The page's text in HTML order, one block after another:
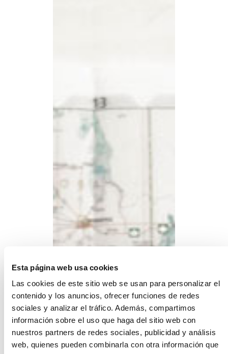
Esta página web usa cookies
Las cookies de este sitio web se usan para personalizar el
contenido y los anuncios, ofrecer funciones de redes
sociales y analizar el tráfico. Además, compartimos
información sobre el uso que haga del sitio web con
nuestros partners de redes sociales, publicidad y análisis
web, quienes pueden combinarla con otra información que